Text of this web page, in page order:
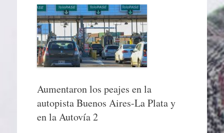
Aumentaron los peajes en la
autopista Buenos Aires-La Plata y
en la Autovía 2